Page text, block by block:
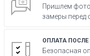
Пришлем
замеры перед
ОПЛАТА
Безопасная